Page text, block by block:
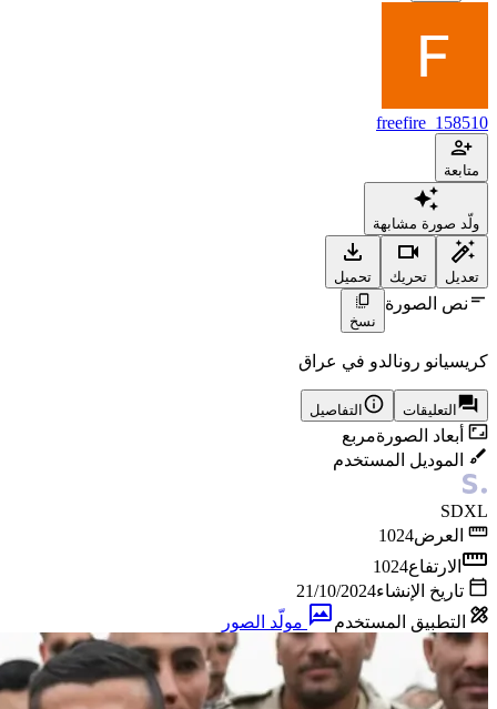
freefire_158510
متابعة
ولّد صورة مشابهة
تعديل تحريك تحميل
نص الصورة
نسخ
كريسيانو رونالدو في عراق
التعليقات التفاصيل
أبعاد الصورةمربع
الموديل المستخدم
SDXL
العرض1024
الارتفاع1024
تاريخ الإنشاء21/10/2024
التطبيق المستخدم
مولّد الصور